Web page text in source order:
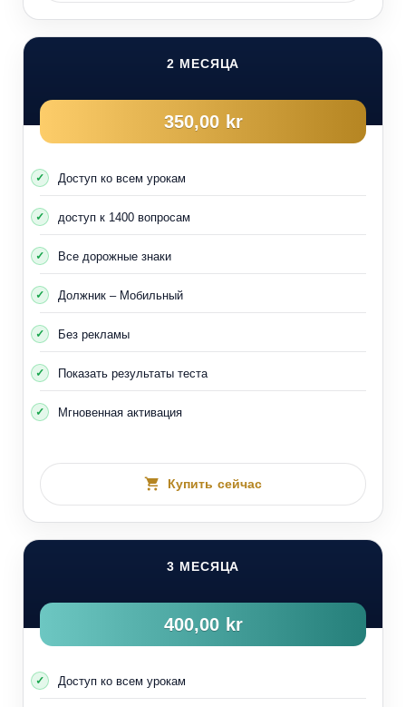
2 МЕСЯЦА
350,00 kr
Доступ ко всем урокам
доступ к 1400 вопросам
Все дорожные знаки
Должник – Мобильный
Без рекламы
Показать результаты теста
Мгновенная активация
Купить сейчас
3 МЕСЯЦА
400,00 kr
Доступ ко всем урокам